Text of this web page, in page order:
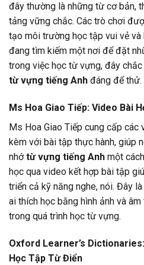
đây thường là những từ cơ bản,
tảng vững chắc. Các trò chơi
tạo môi trường học tập vui vẻ và
đang tìm kiếm một nơi để đặt
trong việc học từ vựng, đây
từ vựng tiếng Anh đáng để thử.
Ms Hoa Giao Tiếp: Video Bài
Ms Hoa Giao Tiếp cung cấp
kèm với bài tập thực hành, giúp
nhớtừ vựng tiếng Anh một
học qua video kết hợp bài tập
triển cả kỹ năng nghe, nói. Đây
ai thích học bằng hình ảnh và
trong quá trình học từ vựng.
Oxford Learner’s
Học Tập Từ Điển